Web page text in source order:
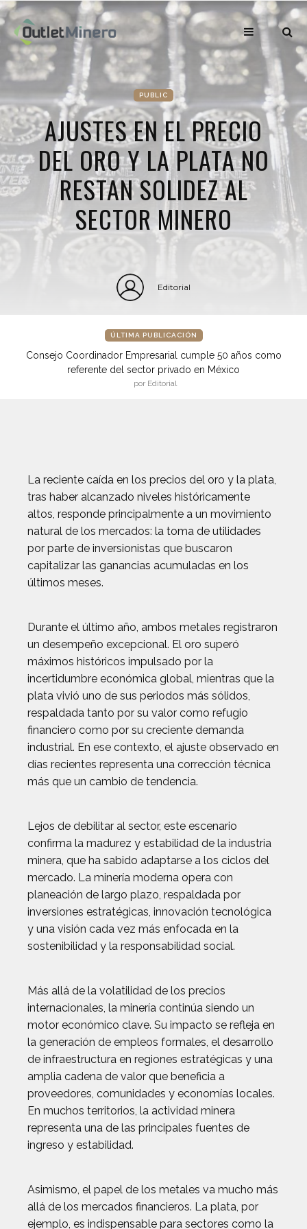
PUBLIC
AJUSTES EN EL PRECIO
DEL ORO Y LA PLATA NO
RESTAN SOLIDEZ AL
SECTOR MINERO
Editorial
ÚLTIMA PUBLICACIÓN
Consejo Coordinador Empresarial cumple 50 años como
referente del sector privado en México
por Editorial
La reciente caída en los precios del oro y la plata,
tras haber alcanzado niveles históricamente
altos, responde principalmente a un movimiento
natural de los mercados: la toma de utilidades
por parte de inversionistas que buscaron
capitalizar las ganancias acumuladas en los
últimos meses.
Durante el último año, ambos metales registraron
un desempeño excepcional. El oro superó
máximos históricos impulsado por la
incertidumbre económica global, mientras que la
plata vivió uno de sus periodos más sólidos,
respaldada tanto por su valor como refugio
financiero como por su creciente demanda
industrial. En ese contexto, el ajuste observado en
días recientes representa una corrección técnica
más que un cambio de tendencia.
Lejos de debilitar al sector, este escenario
confirma la madurez y estabilidad de la industria
minera, que ha sabido adaptarse a los ciclos del
mercado. La minería moderna opera con
planeación de largo plazo, respaldada por
inversiones estratégicas, innovación tecnológica
y una visión cada vez más enfocada en la
sostenibilidad y la responsabilidad social.
Más allá de la volatilidad de los precios
internacionales, la minería continúa siendo un
motor económico clave. Su impacto se refleja en
la generación de empleos formales, el desarrollo
de infraestructura en regiones estratégicas y una
amplia cadena de valor que beneficia a
proveedores, comunidades y economías locales.
En muchos territorios, la actividad minera
representa una de las principales fuentes de
ingreso y estabilidad.
Asimismo, el papel de los metales va mucho más
allá de los mercados financieros. La plata, por
ejemplo, es indispensable para sectores como la